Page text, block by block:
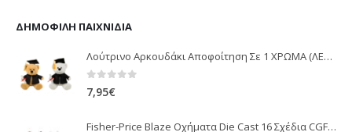
ΔΗΜΟΦΙΛΉ ΠΑΙΧΝΊΔΙΑ
Λούτρινο Αρκουδάκι Αποφοίτηση Σε 1 ΧΡΩΜΑ (ΛΕΥΚΟ)25Εκ 1850
7,95€
Fisher-Price Blaze Οχήματα Die Cast 16 Σχέδια CGF20